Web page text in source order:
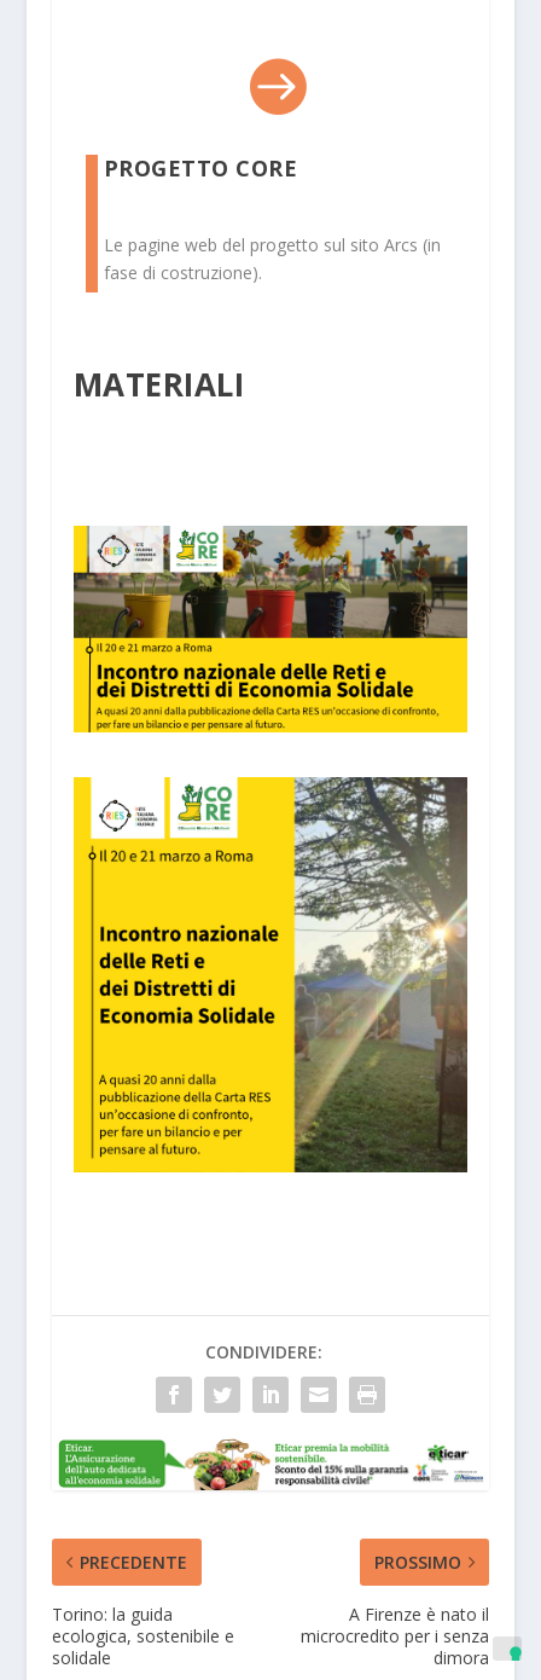

PROGETTO CORE
Le pagine web del progetto sul sito Arcs (in
fase di costruzione).
MATERIALI
CONDIVIDERE:
PRECEDENTE
Torino: la guida
ecologica, sostenibile e
solidale
PROSSIMO
A Firenze è nato il
microcredito per i senza
dimora